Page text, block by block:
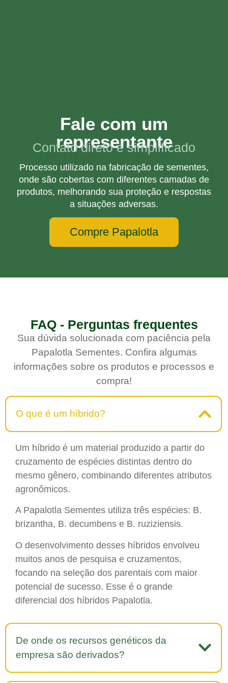
Fale com um
representante
Contato direto e simplificado
Processo utilizado na fabricação de sementes,
onde são cobertas com diferentes camadas de
produtos, melhorando sua proteção e respostas
a situações adversas.
Compre Papalotla
FAQ - Perguntas frequentes
Sua dúvida solucionada com paciência pela
Papalotla Sementes. Confira algumas
informações sobre os produtos e processos e
compra!
O que é um híbrido?
Um híbrido é um material produzido a partir do
cruzamento de espécies distintas dentro do
mesmo gênero, combinando diferentes atributos
agronômicos.
A Papalotla Sementes utiliza três espécies: B.
brizantha, B. decumbens e B. ruziziensis.
O desenvolvimento desses híbridos envolveu
muitos anos de pesquisa e cruzamentos,
focando na seleção dos parentais com maior
potencial de sucesso. Esse é o grande
diferencial dos híbridos Papalotla.
De onde os recursos genéticos da
empresa são derivados?